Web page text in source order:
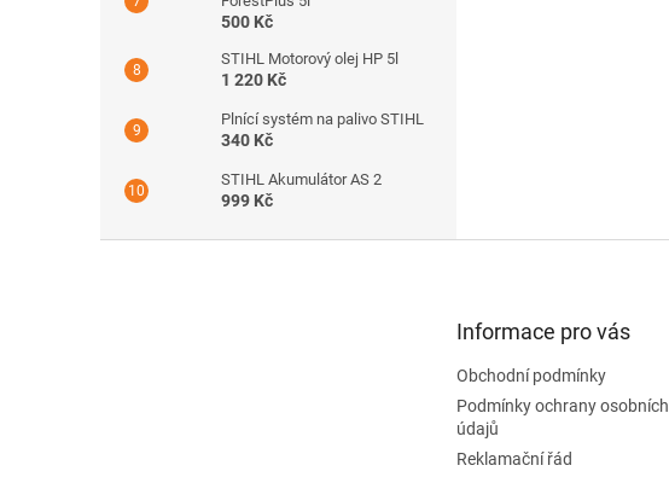
500 Kč
STIHL Motorový olej HP 5l
1 220 Kč
Plnící systém na palivo STIHL
340 Kč
STIHL Akumulátor AS 2
999 Kč
Informace pro vás
Obchodní podmínky
Podmínky ochrany osobních
údajů
Reklamační řád